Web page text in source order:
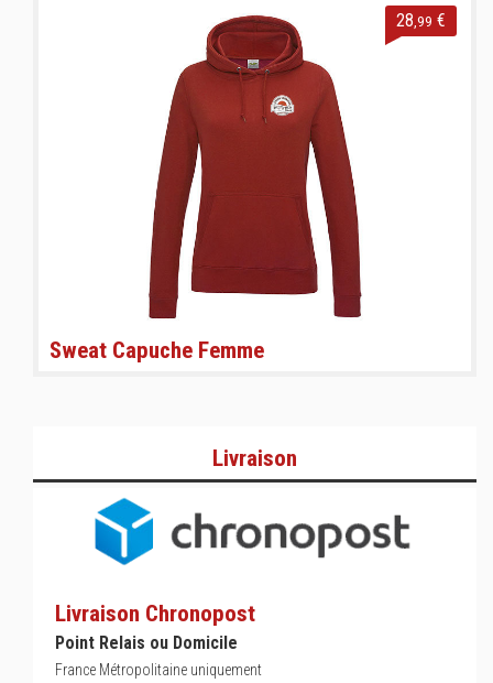
28 ,99 €
Sweat Capuche Femme
Livraison
Livraison Chronopost
Point Relais ou Domicile
France Métropolitaine uniquement